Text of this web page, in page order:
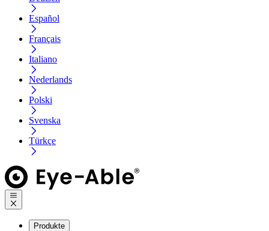
Español
Français
Italiano
Nederlands
Polski
Svenska
Türkçe
Produkte